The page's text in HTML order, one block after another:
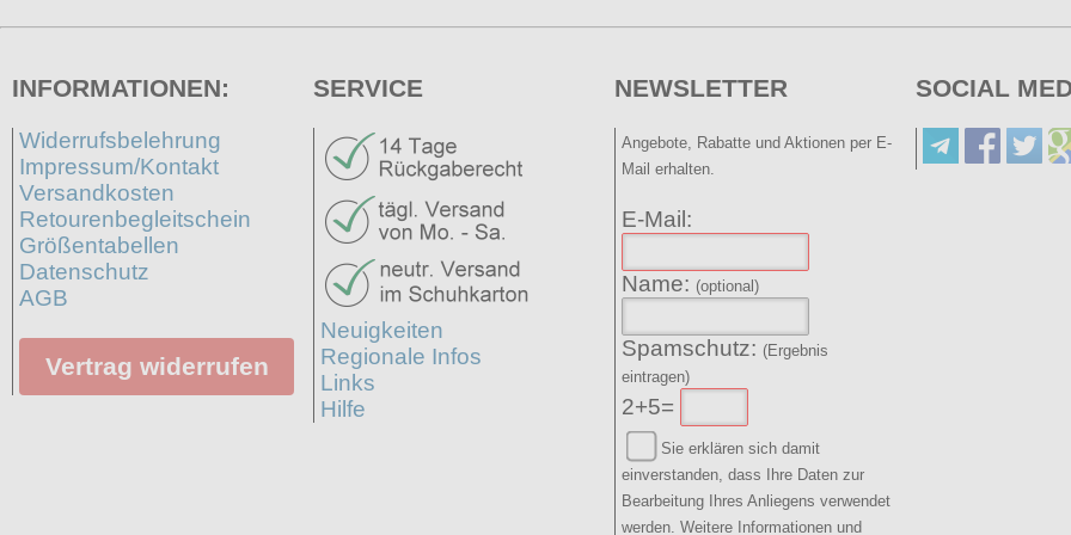
INFORMATIONEN:
Widerrufsbelehrung
Impressum/Kontakt
Versandkosten
Retourenbegleitschein
Größentabellen
Datenschutz
AGB
Vertrag widerrufen
SERVICE
Neuigkeiten
Regionale Infos
Links
Hilfe
NEWSLETTER
Angebote, Rabatte und Aktionen per E-
Mail erhalten.
E-Mail:
Name: (optional)
Spamschutz: (Ergebnis
eintragen)
2+5=
Sie erklären sich damit
einverstanden, dass Ihre Daten zur
Bearbeitung Ihres Anliegens verwendet
werden. Weitere Informationen und
SOCIAL